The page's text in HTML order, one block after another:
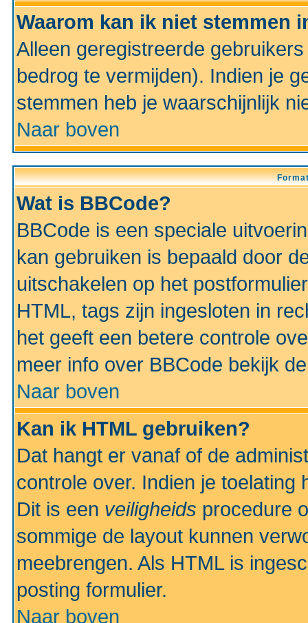
Waarom kan ik niet stemmen
Alleen geregistreerde
bedrog te vermijden). Indien je
stemmen heb je waarschijnlijk
Naar boven
Wat is BBCode?
BBCode is een speciale
kan gebruiken is bepaald door
uitschakelen op het
HTML, tags zijn ingesloten in
het geeft een betere controle
meer info over BBCode bekijk
Naar boven
Kan ik HTML gebruiken?
Dat hangt er vanaf of de
controle over. Indien je
Dit is een veiligheids procedure
sommige de layout kunnen
meebrengen. Als HTML is
posting formulier.
Naar boven